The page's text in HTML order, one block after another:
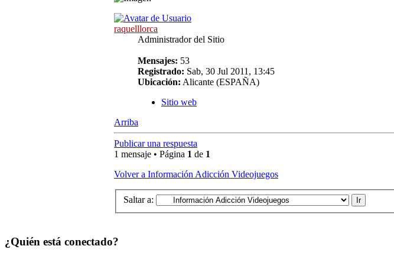
raquelllorca
Administrador del Sitio
Mensajes: 53
Registrado: Sab, 30 Jul 2011, 13:45
Ubicación: Alicante (ESPAÑA)
Sitio web
Arriba
Publicar una respuesta
1 mensaje • Página 1 de 1
Volver a Información Adicción Videojuegos
Saltar a:
¿Quién está conectado?